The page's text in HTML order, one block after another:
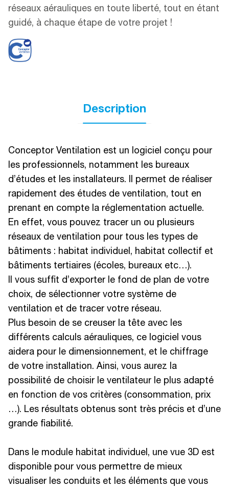
réseaux aérauliques en toute liberté, tout en étant
guidé, à chaque étape de votre projet !
Description
Conceptor Ventilation est un logiciel conçu pour
les professionnels, notamment les bureaux
d’études et les installateurs. Il permet de réaliser
rapidement des études de ventilation, tout en
prenant en compte la réglementation actuelle.
En effet, vous pouvez tracer un ou plusieurs
réseaux de ventilation pour tous les types de
bâtiments : habitat individuel, habitat collectif et
bâtiments tertiaires (écoles, bureaux etc…).
Il vous suffit d’exporter le fond de plan de votre
choix, de sélectionner votre système de
ventilation et de tracer votre réseau.
Plus besoin de se creuser la tête avec les
différents calculs aérauliques, ce logiciel vous
aidera pour le dimensionnement, et le chiffrage
de votre installation. Ainsi, vous aurez la
possibilité de choisir le ventilateur le plus adapté
en fonction de vos critères (consommation, prix
…). Les résultats obtenus sont très précis et d’une
grande fiabilité.
Dans le module habitat individuel, une vue 3D est
disponible pour vous permettre de mieux
visualiser les conduits et les éléments que vous